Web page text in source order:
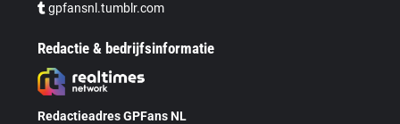
gpfansnl.tumblr.com
Redactie & bedrijfsinformatie
Redactieadres GPFans NL